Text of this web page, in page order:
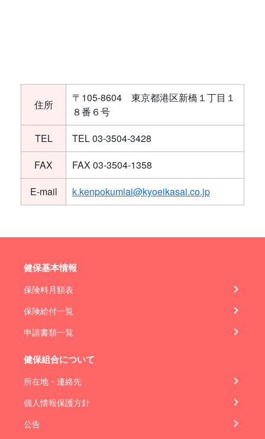
住所
〒105-8604 東京都港区新橋１丁目１
８番６号
TEL
TEL 03-3504-3428
FAX
FAX 03-3504-1358
E-mail
k.kenpokumiai@kyoeikasai.co.jp
健保基本情報
保険料月額表
保険給付一覧
申請書類一覧
健保組合について
所在地・連絡先
個人情報保護方針
公告